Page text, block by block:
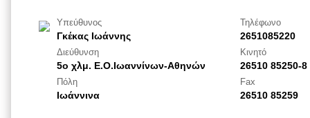
Υπεύθυνος
Γκέκας Ιωάννης
Διεύθυνση
5ο χλμ. Ε.Ο.Ιωαννίνων-Αθηνών
Πόλη
Ιωάννινα
Τηλέφωνο
2651085220
Κινητό
26510 85250-8
Fax
26510 85259